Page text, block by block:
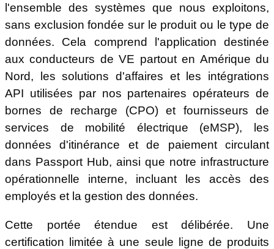
l'ensemble des systèmes que nous exploitons,
sans exclusion fondée sur le produit ou le type de
données. Cela comprend l'application destinée
aux conducteurs de VE partout en Amérique du
Nord, les solutions d'affaires et les intégrations
API utilisées par nos partenaires opérateurs de
bornes de recharge (CPO) et fournisseurs de
services de mobilité électrique (eMSP), les
données d'itinérance et de paiement circulant
dans Passport Hub, ainsi que notre infrastructure
opérationnelle interne, incluant les accès des
employés et la gestion des données.
Cette portée étendue est délibérée. Une
certification limitée à une seule ligne de produits